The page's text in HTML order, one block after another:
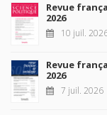
Revue
2026
10 juil.
Revue
2026
7 juil. 2026